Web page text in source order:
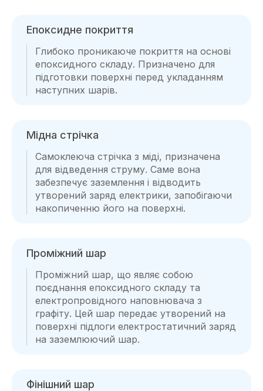
Епоксидне покриття
Глибоко проникаюче покриття на основі
епоксидного складу. Призначено для
підготовки поверхні перед укладанням
наступних шарів.
Мідна стрічка
Самоклеюча стрічка з міді, призначена
для відведення струму. Саме вона
забезпечує заземлення і відводить
утворений заряд електрики, запобігаючи
накопиченню його на поверхні.
Проміжний шар
Проміжний шар, що являє собою
поєднання епоксидного складу та
електропровідного наповнювача з
графіту. Цей шар передає утворений на
поверхні підлоги електростатичний заряд
на заземлюючий шар.
Фінішний шар